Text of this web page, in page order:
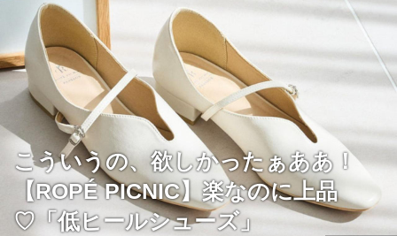
こういうの、欲しかったぁああ！
【ROPÉ PICNIC】楽なのに上品
♡「低ヒールシューズ」